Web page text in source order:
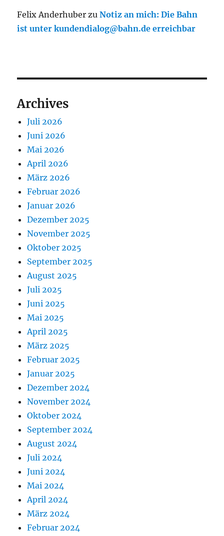
Felix Anderhuber zuNotiz an mich: Die Bahn
ist unter kundendialog@bahn.de erreichbar
Archives
Juli 2026
Juni 2026
Mai 2026
April 2026
März 2026
Februar 2026
Januar 2026
Dezember 2025
November 2025
Oktober 2025
September 2025
August 2025
Juli 2025
Juni 2025
Mai 2025
April 2025
März 2025
Februar 2025
Januar 2025
Dezember 2024
November 2024
Oktober 2024
September 2024
August 2024
Juli 2024
Juni 2024
Mai 2024
April 2024
März 2024
Februar 2024